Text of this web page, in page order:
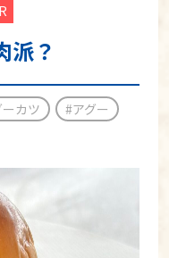
派？
カツ
#アグー